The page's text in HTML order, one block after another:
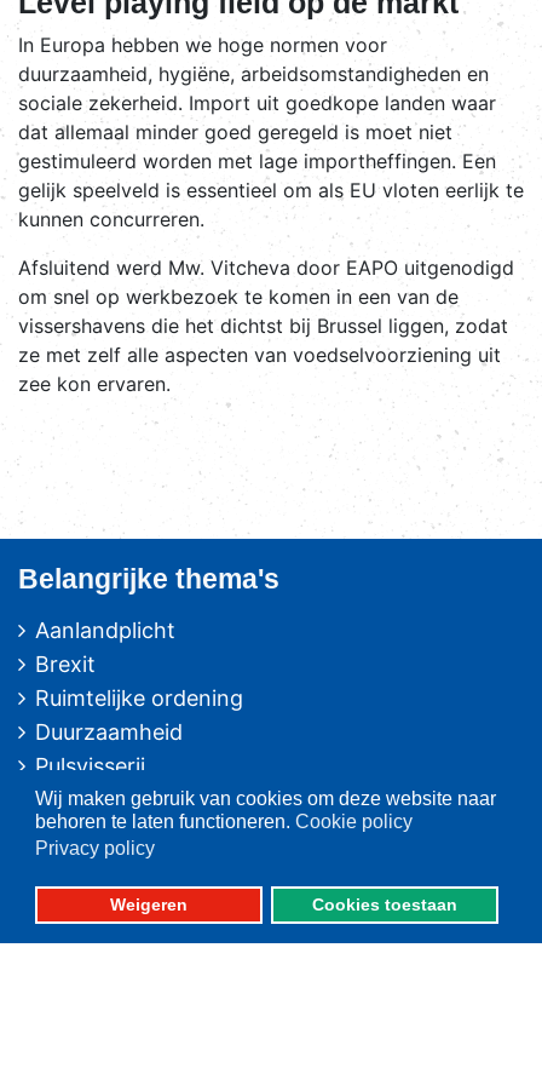
Wij maken gebruik van cookies om deze website naar
behoren te laten functioneren. Cookie policy
Privacy policy
Weigeren Cookies toestaan
In Europa hebben we hoge normen voor
duurzaamheid, hygiëne, arbeidsomstandigheden en
sociale zekerheid. Import uit goedkope landen waar
dat allemaal minder goed geregeld is moet niet
gestimuleerd worden met lage importheffingen. Een
gelijk speelveld is essentieel om als EU vloten eerlijk te
kunnen concurreren.
Afsluitend werd Mw. Vitcheva door EAPO uitgenodigd
om snel op werkbezoek te komen in een van de
vissershavens die het dichtst bij Brussel liggen, zodat
ze met zelf alle aspecten van voedselvoorziening uit
zee kon ervaren.
Belangrijke thema's
Aanlandplicht
Brexit
Ruimtelijke ordening
Duurzaamheid
Pulsvisserij
Innovatie
Algemeen/Overig beleid
Op deze website